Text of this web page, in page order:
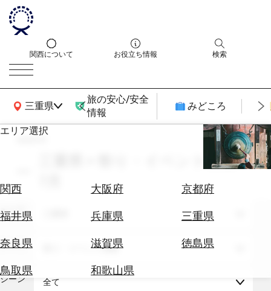
関西について お役立ち情報 検索
三重県
関西広域MAP
旅の安心/安全
情報
みどころ
エリア選択
関西 大阪府
京都府
福井県
兵庫県
三重県
奈良県
滋賀県
徳島県
鳥取県
和歌山県
エ
券
テ
を
search
三重県 × 祭り・イベント体験 ×
エリア
テーマ 祭り・イベント体験
シーン 全て